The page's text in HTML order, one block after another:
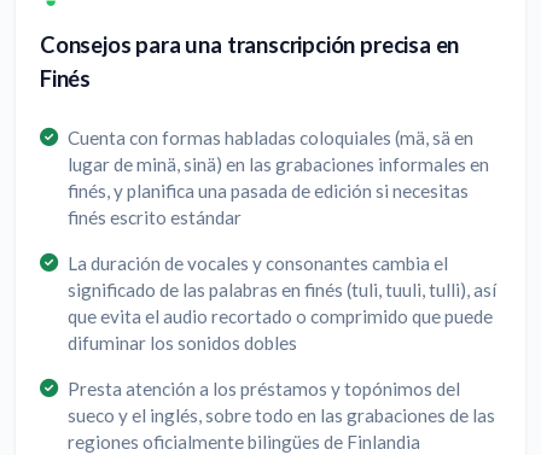
Consejos para una transcripción precisa en
Finés
Cuenta con formas habladas coloquiales (mä, sä en
lugar de minä, sinä) en las grabaciones informales en
finés, y planifica una pasada de edición si necesitas
finés escrito estándar
La duración de vocales y consonantes cambia el
significado de las palabras en finés (tuli, tuuli, tulli), así
que evita el audio recortado o comprimido que puede
difuminar los sonidos dobles
Presta atención a los préstamos y topónimos del
sueco y el inglés, sobre todo en las grabaciones de las
regiones oficialmente bilingües de Finlandia